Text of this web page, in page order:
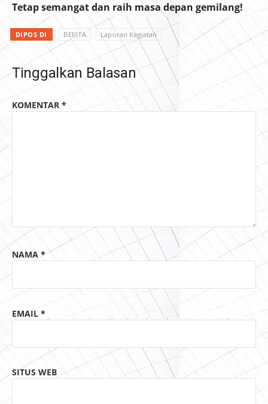
Tetap semangat dan raih masa depan gemilang!
DIPOS DI BERITA Laporan Kegiatan
Tinggalkan Balasan
KOMENTAR *
NAMA*
EMAIL *
SITUS WEB